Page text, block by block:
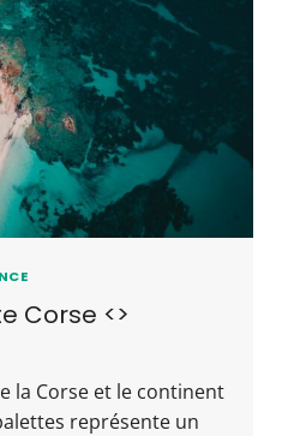
Corse <>
la Corse et le continent
représente un